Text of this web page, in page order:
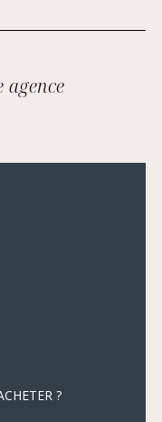
agence
?